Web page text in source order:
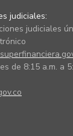
judiciales:
judiciales
de 8:15 a.m. a